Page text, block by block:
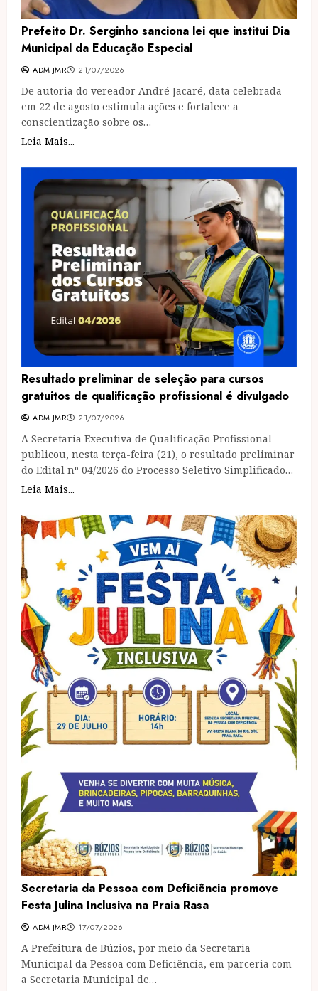
Prefeito Dr. Serginho sanciona lei que institui Dia
Municipal da Educação Especial
ADM JMR 21/07/2026
De autoria do vereador André Jacaré, data celebrada
em 22 de agosto estimula ações e fortalece a
conscientização sobre os…
Leia Mais...
Resultado preliminar de seleção para cursos
gratuitos de qualificação profissional é divulgado
ADM JMR 21/07/2026
A Secretaria Executiva de Qualificação Profissional
publicou, nesta terça-feira (21), o resultado preliminar
do Edital nº 04/2026 do Processo Seletivo Simplificado…
Leia Mais...
Secretaria da Pessoa com Deficiência promove
Festa Julina Inclusiva na Praia Rasa
ADM JMR 17/07/2026
A Prefeitura de Búzios, por meio da Secretaria
Municipal da Pessoa com Deficiência, em parceria com
a Secretaria Municipal de…